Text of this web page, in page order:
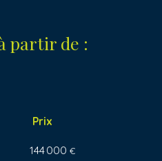
partir de :
Prix
144 000 €